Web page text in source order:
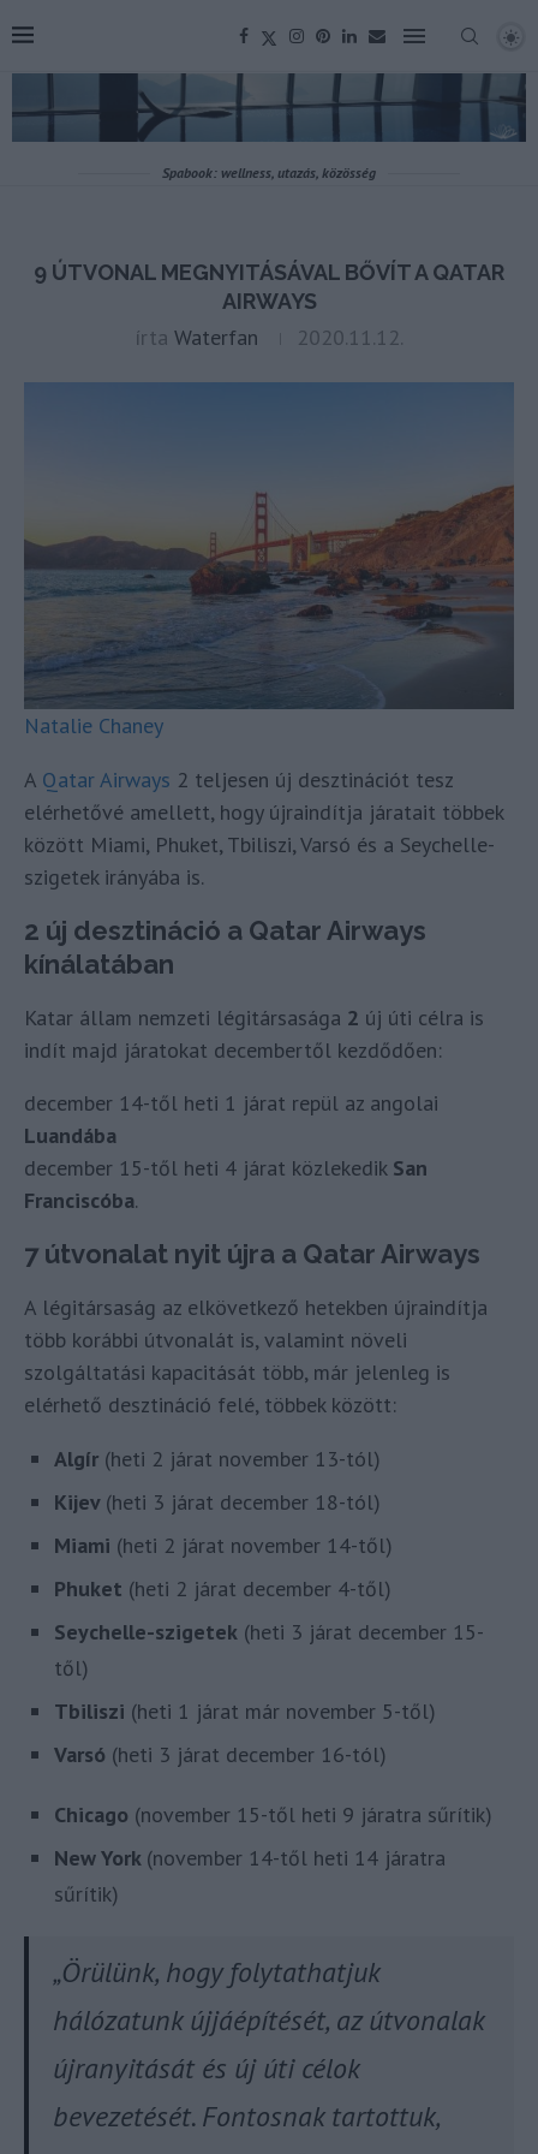
Spabook: wellness, utazás, közösség
9 ÚTVONAL MEGNYITÁSÁVAL BŐVÍT A QATAR
AIRWAYS
írta Waterfan 2020.11.12.
Natalie Chaney
A Qatar Airways 2 teljesen új desztinációt tesz
elérhetővé amellett, hogy újraindítja járatait többek
között Miami, Phuket, Tbiliszi, Varsó és a Seychelle-
szigetek irányába is.
2 új desztináció a Qatar Airways
kínálatában
Katar állam nemzeti légitársasága 2 új úti célra is
indít majd járatokat decembertől kezdődően:
december 14-től heti 1 járat repül az angolai
Luandába
december 15-től heti 4 járat közlekedik San
Franciscóba.
7 útvonalat nyit újra a Qatar Airways
A légitársaság az elkövetkező hetekben újraindítja
több korábbi útvonalát is, valamint növeli
szolgáltatási kapacitását több, már jelenleg is
elérhető desztináció felé, többek között:
Algír (heti 2 járat november 13-tól)
Kijev (heti 3 járat december 18-tól)
Miami (heti 2 járat november 14-től)
Phuket (heti 2 járat december 4-től)
Seychelle-szigetek (heti 3 járat december 15-
től)
Tbiliszi (heti 1 járat már november 5-től)
Varsó (heti 3 járat december 16-tól)
Chicago (november 15-től heti 9 járatra sűrítik)
New York (november 14-től heti 14 járatra
sűrítik)
„Örülünk, hogy folytathatjuk
hálózatunk újjáépítését, az útvonalak
újranyitását és új úti célok
bevezetését. Fontosnak tartottuk,